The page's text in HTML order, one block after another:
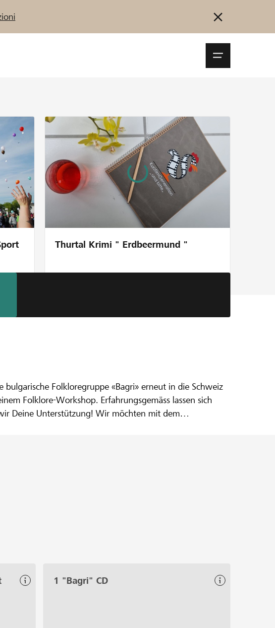
Inizia ora
Thurtal Krimi " Erdbeermund "
«Bagri»
Folkloregruppe «Bagri» erneut in die Schweiz
Folklore-Workshop. Erfahrungsgemäss lassen sich
Deine Unterstützung! Wir möchten mit dem
1 "Bagri" CD